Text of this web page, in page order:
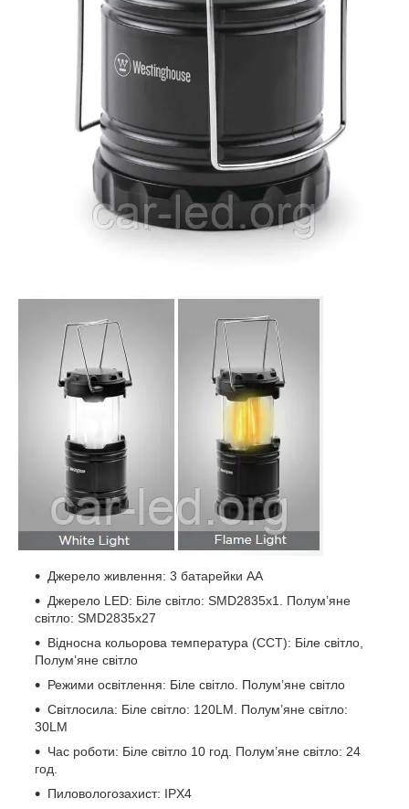
Джерело живлення: 3 батарейки АА
Джерело LED: Біле світло: SMD2835x1. Полум’яне
світло: SMD2835x27
Відносна кольорова температура (CCT): Біле світло,
Полум’яне світло
Режими освітлення: Біле світло. Полум’яне світло
Світлосила: Біле світло: 120LM. Полум’яне світло:
30LM
Час роботи: Біле світло 10 год. Полум’яне світло: 24
год.
Пиловологозахист: IPX4